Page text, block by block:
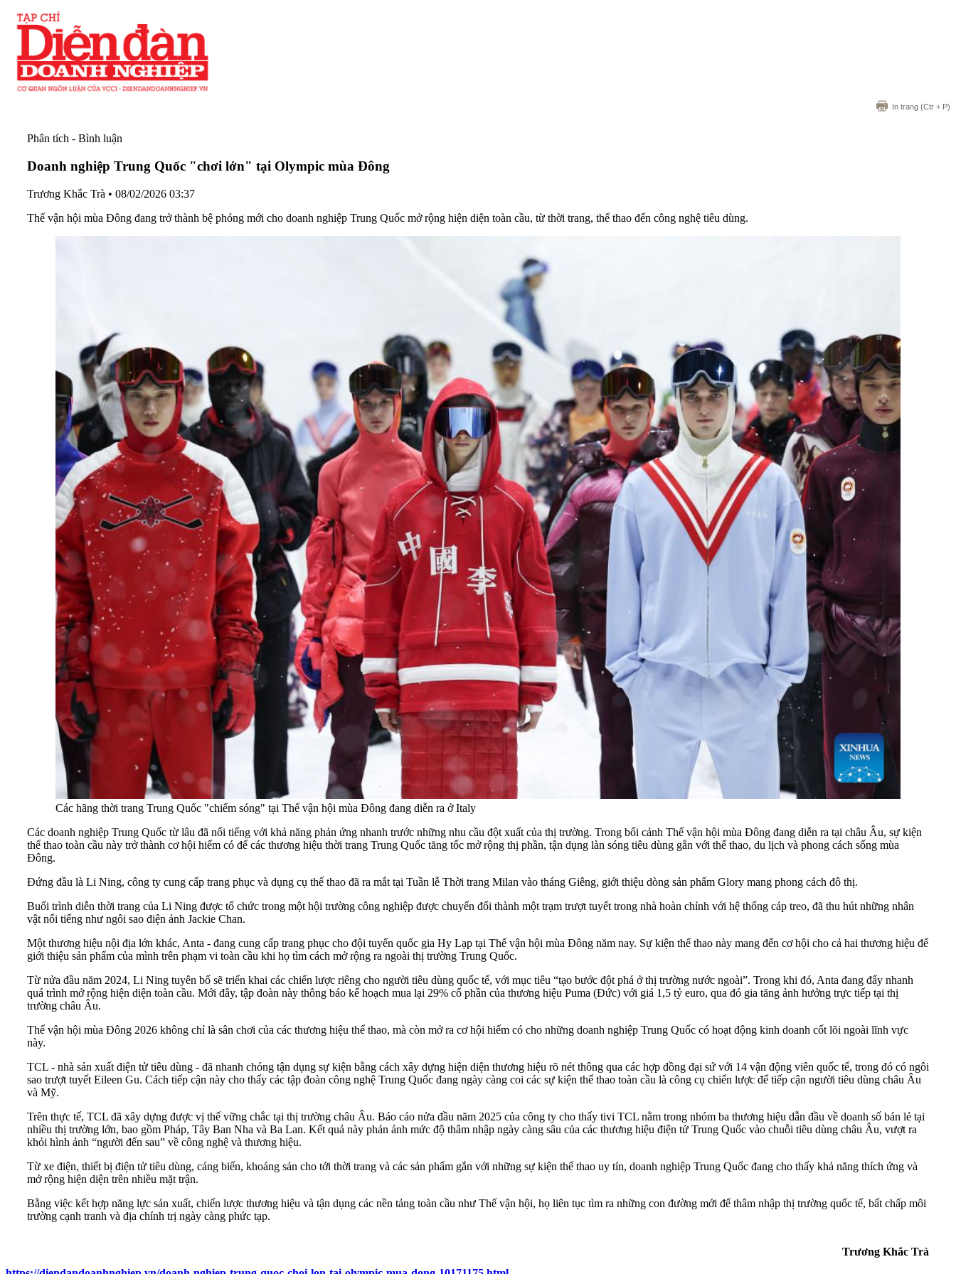
In trang (Ctr + P)
Phân tích - Bình luận
Doanh nghiệp Trung Quốc "chơi lớn" tại Olympic mùa Đông
Trương Khắc Trà • 08/02/2026 03:37
Thế vận hội mùa Đông đang trở thành bệ phóng mới cho doanh nghiệp Trung Quốc mở rộng hiện diện toàn cầu, từ thời trang, thể thao đến công nghệ tiêu dùng.
Các hãng thời trang Trung Quốc "chiếm sóng" tại Thế vận hội mùa Đông đang diễn ra ở Italy
Các doanh nghiệp Trung Quốc từ lâu đã nổi tiếng với khả năng phản ứng nhanh trước những nhu cầu đột xuất của thị trường. Trong bối cảnh Thế vận hội mùa Đông đang diễn ra tại châu Âu, sự kiện
thể thao toàn cầu này trở thành cơ hội hiếm có để các thương hiệu thời trang Trung Quốc tăng tốc mở rộng thị phần, tận dụng làn sóng tiêu dùng gắn với thể thao, du lịch và phong cách sống mùa
Đông.
Đứng đầu là Li Ning, công ty cung cấp trang phục và dụng cụ thế thao đã ra mắt tại Tuần lễ Thời trang Milan vào tháng Giêng, giới thiệu dòng sản phẩm Glory mang phong cách đô thị.
Buổi trình diễn thời trang của Li Ning được tổ chức trong một hội trường công nghiệp được chuyển đổi thành một trạm trượt tuyết trong nhà hoàn chỉnh với hệ thống cáp treo, đã thu hút những nhân
vật nổi tiếng như ngôi sao điện ảnh Jackie Chan.
Một thương hiệu nội địa lớn khác, Anta - đang cung cấp trang phục cho đội tuyển quốc gia Hy Lạp tại Thế vận hội mùa Đông năm nay. Sự kiện thể thao này mang đến cơ hội cho cả hai thương hiệu để
giới thiệu sản phẩm của mình trên phạm vi toàn cầu khi họ tìm cách mở rộng ra ngoài thị trường Trung Quốc.
Từ nửa đầu năm 2024, Li Ning tuyên bố sẽ triển khai các chiến lược riêng cho người tiêu dùng quốc tế, với mục tiêu “tạo bước đột phá ở thị trường nước ngoài”. Trong khi đó, Anta đang đẩy nhanh
quá trình mở rộng hiện diện toàn cầu. Mới đây, tập đoàn này thông báo kế hoạch mua lại 29% cổ phần của thương hiệu Puma (Đức) với giá 1,5 tỷ euro, qua đó gia tăng ảnh hưởng trực tiếp tại thị
trường châu Âu.
Thế vận hội mùa Đông 2026 không chỉ là sân chơi của các thương hiệu thể thao, mà còn mở ra cơ hội hiếm có cho những doanh nghiệp Trung Quốc có hoạt động kinh doanh cốt lõi ngoài lĩnh vực
này.
TCL - nhà sản xuất điện tử tiêu dùng - đã nhanh chóng tận dụng sự kiện bằng cách xây dựng hiện diện thương hiệu rõ nét thông qua các hợp đồng đại sứ với 14 vận động viên quốc tế, trong đó có ngôi
sao trượt tuyết Eileen Gu. Cách tiếp cận này cho thấy các tập đoàn công nghệ Trung Quốc đang ngày càng coi các sự kiện thể thao toàn cầu là công cụ chiến lược để tiếp cận người tiêu dùng châu Âu
và Mỹ.
Trên thực tế, TCL đã xây dựng được vị thế vững chắc tại thị trường châu Âu. Báo cáo nửa đầu năm 2025 của công ty cho thấy tivi TCL nằm trong nhóm ba thương hiệu dẫn đầu về doanh số bán lẻ tại
nhiều thị trường lớn, bao gồm Pháp, Tây Ban Nha và Ba Lan. Kết quả này phản ánh mức độ thâm nhập ngày càng sâu của các thương hiệu điện tử Trung Quốc vào chuỗi tiêu dùng châu Âu, vượt ra
khỏi hình ảnh “người đến sau” về công nghệ và thương hiệu.
Từ xe điện, thiết bị điện tử tiêu dùng, cảng biển, khoáng sản cho tới thời trang và các sản phẩm gắn với những sự kiện thể thao uy tín, doanh nghiệp Trung Quốc đang cho thấy khả năng thích ứng và
mở rộng hiện diện trên nhiều mặt trận.
Bằng việc kết hợp năng lực sản xuất, chiến lược thương hiệu và tận dụng các nền tảng toàn cầu như Thế vận hội, họ liên tục tìm ra những con đường mới để thâm nhập thị trường quốc tế, bất chấp môi
trường cạnh tranh và địa chính trị ngày càng phức tạp.
Trương Khắc Trà